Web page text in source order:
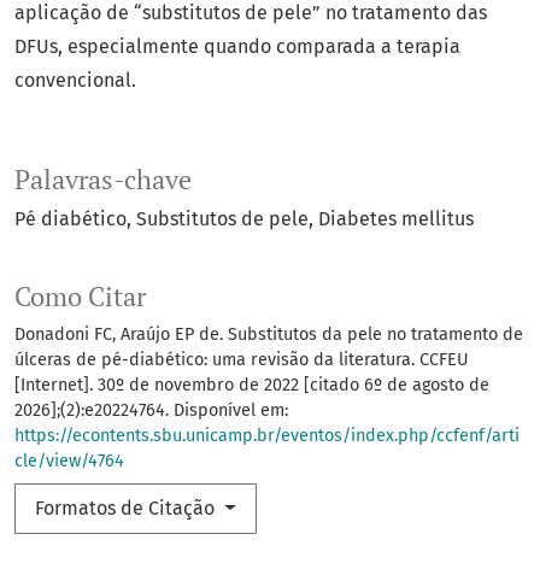
Palavras-chave
Pé diabético Substitutos de pele Diabetes mellitus
Como Citar
Donadoni FC, Araújo EP de. Substitutos da pele no tratamento de
úlceras de pé-diabético: uma revisão da literatura. CCFEU
[Internet]. 30º de novembro de 2022 [citado 6º de agosto de
2026];(2):e20224764. Disponível em:
https://econtents.sbu.unicamp.br/eventos/index.php/ccfenf/arti
cle/view/4764
Formatos de Citação
aplicação de “substitutos de pele” no tratamento das
DFUs, especialmente quando comparada a terapia
convencional.